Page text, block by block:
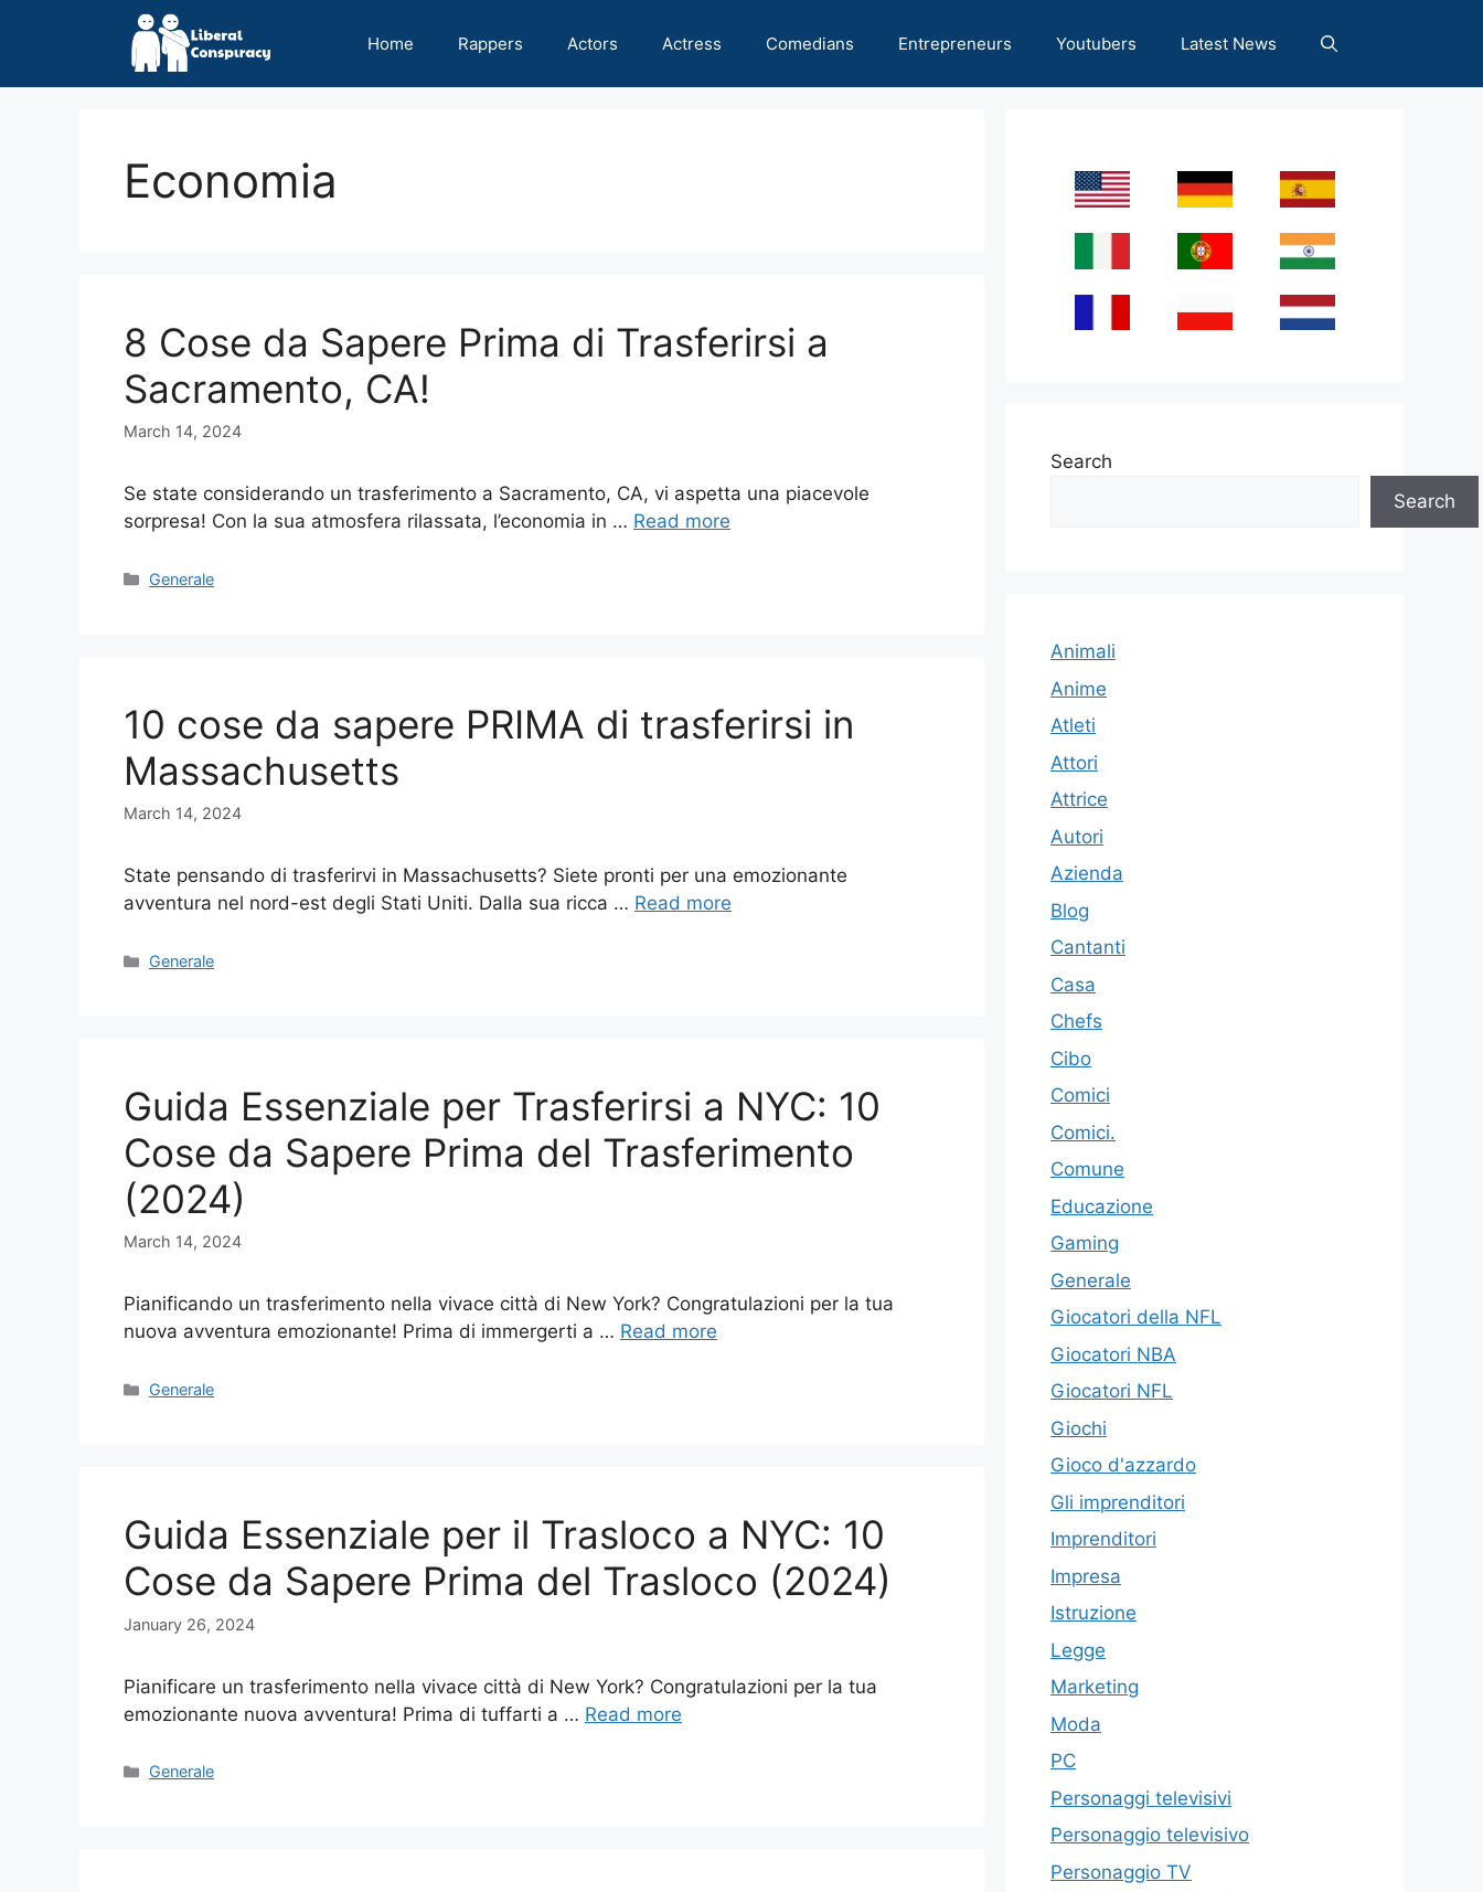
Home Rappers Actors Actress Comedians Entrepreneurs Youtubers Latest News
Economia
8 Cose da Sapere Prima di Trasferirsi a
Sacramento, CA!
March 14, 2024
Se state considerando un trasferimento a Sacramento, CA, vi aspetta una piacevole
sorpresa! Con la sua atmosfera rilassata, l’economia in … Read more
Categories
Generale
10 cose da sapere PRIMA di trasferirsi in
Massachusetts
March 14, 2024
State pensando di trasferirvi in Massachusetts? Siete pronti per una emozionante
avventura nel nord-est degli Stati Uniti. Dalla sua ricca … Read more
Categories
Generale
Guida Essenziale per Trasferirsi a NYC: 10
Cose da Sapere Prima del Trasferimento
(2024)
March 14, 2024
Pianificando un trasferimento nella vivace città di New York? Congratulazioni per la tua
nuova avventura emozionante! Prima di immergerti a … Read more
Categories
Generale
Guida Essenziale per il Trasloco a NYC: 10
Cose da Sapere Prima del Trasloco (2024)
January 26, 2024
Pianificare un trasferimento nella vivace città di New York? Congratulazioni per la tua
emozionante nuova avventura! Prima di tuffarti a … Read more
Categories
Generale
Search
Search
Animali
Anime
Atleti
Attori
Attrice
Autori
Azienda
Blog
Cantanti
Casa
Chefs
Cibo
Comici
Comici.
Comune
Educazione
Gaming
Generale
Giocatori della NFL
Giocatori NBA
Giocatori NFL
Giochi
Gioco d'azzardo
Gli imprenditori
Imprenditori
Impresa
Istruzione
Legge
Marketing
Moda
PC
Personaggi televisivi
Personaggio televisivo
Personaggio TV